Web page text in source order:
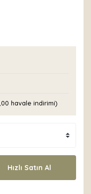
havale indirimi)
Hızlı Satın Al